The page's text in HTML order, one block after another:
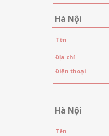
Hà Nội
Tên
Địa chỉ
Điện thoại
Hà Nội
Tên